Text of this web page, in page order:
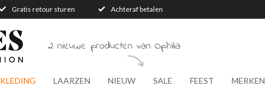
Gratis retour sturen Achteraf betalen
2 nieuwe producten van Ophilia
KLEDING LAARZEN NIEUW SALE FEEST MERKEN